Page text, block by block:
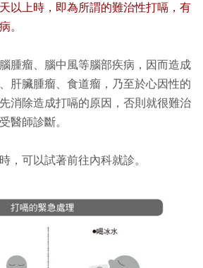
以上時，即為所謂的難治性打嗝，有
。
腫瘤、腦中風等腦部疾病，因而造成
肝臟腫瘤、食道瘤，乃至於心因性的
消除造成打嗝的原因，否則就很難治
醫師診斷。
，可以試著前往內科就診。